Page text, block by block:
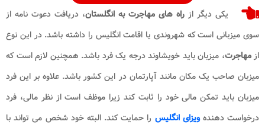
یکی دیگر از راه های مهاجرت به انگلستان، دریافت دعوت نامه از
سوی میزبانی است که شهروندی یا اقامت انگلیس را داشته باشد. در این نوع
ازمهاجرت، میزبان باید خویشاوند درجه یک فرد باشد. همچنین لازم است که
میزبان صاحب یک مکان مانند آپارتمان در این کشور باشد. علاوه بر این فرد
میزبان باید تمکن مالی خود را ثابت کند زیرا موظف است از نظر مالی، فرد
درخواست دهندهویزای انگلیس را حمایت کند. البته خود شخص می تواند با